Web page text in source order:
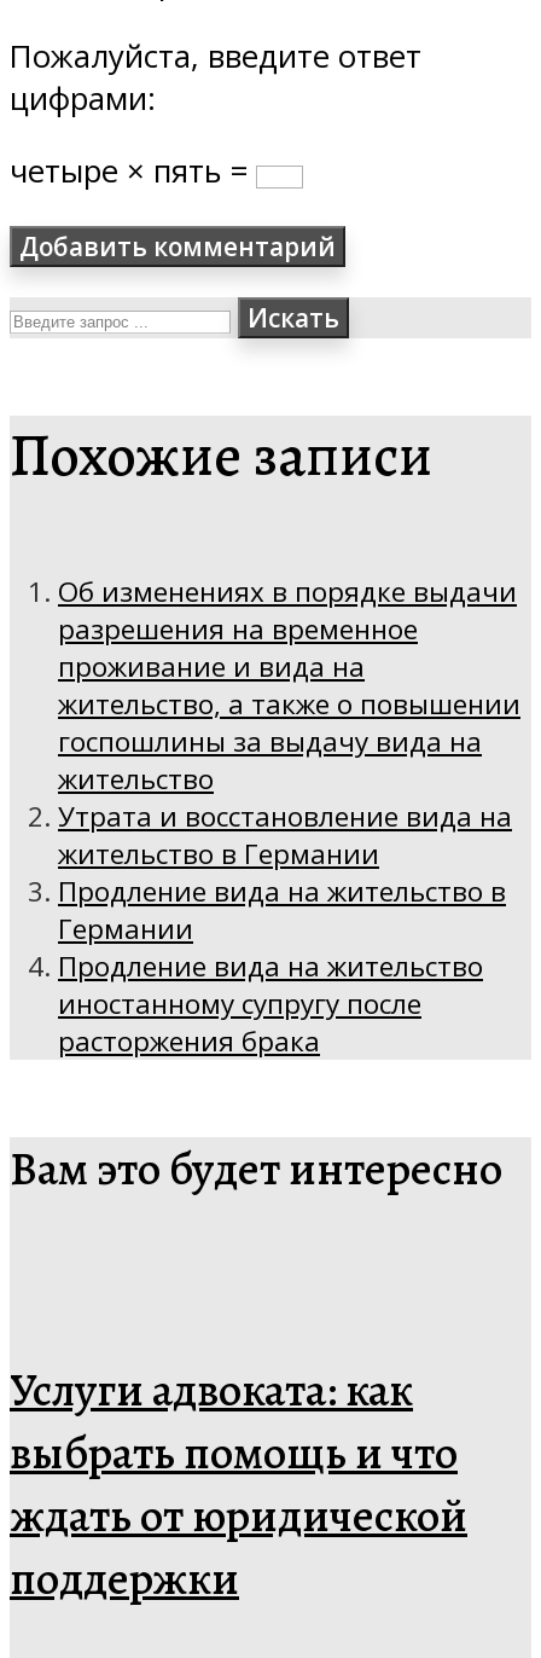
Пожалуйста, введите ответ
цифрами:
четыре × пять =
Искать
Похожие записи
Об изменениях в порядке выдачи
разрешения на временное
проживание и вида на
жительство, а также о повышении
госпошлины за выдачу вида на
жительство
Утрата и восстановление вида на
жительство в Германии
Продление вида на жительство в
Германии
Продление вида на жительство
иностанному супругу после
расторжения брака
Вам это будет интересно
Услуги адвоката: как
выбрать помощь и что
ждать от юридической
поддержки